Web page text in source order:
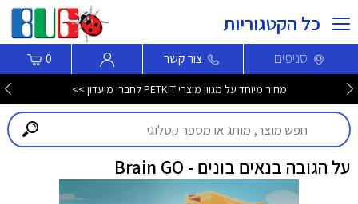
כל הקטגוריות
סניפים צור קשר 0
מחיר מיוחד על מגוון מוצרי PETKIT לחברי מועדון >>
על הגובה בנאים בונים - Brain GO